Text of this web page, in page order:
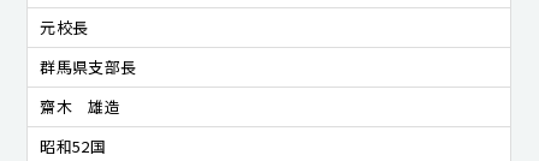
元校長
群馬県支部長
齋木 雄造
昭和52国